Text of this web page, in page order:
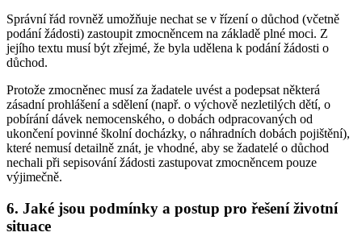
Správní řád rovněž umožňuje nechat se v řízení o důchod (včetně
podání žádosti) zastoupit zmocněncem na základě plné moci. Z
jejího textu musí být zřejmé, že byla udělena k podání žádosti o
důchod.
Protože zmocněnec musí za žadatele uvést a podepsat některá
zásadní prohlášení a sdělení (např. o výchově nezletilých dětí, o
pobírání dávek nemocenského, o dobách odpracovaných od
ukončení povinné školní docházky, o náhradních dobách pojištění),
které nemusí detailně znát, je vhodné, aby se žadatelé o důchod
nechali při sepisování žádosti zastupovat zmocněncem pouze
výjimečně.
6. Jaké jsou podmínky a postup pro řešení životní
situace